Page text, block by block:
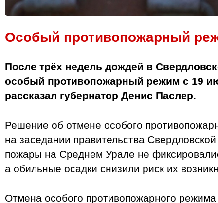
Особый противопожарный
После трёх недель дождей в
особый противопожарный режим с 19
рассказал губернатор Денис Паслер.
Решение об отмене особого
на заседании правительства
пожары на Среднем Урале не
а обильные осадки снизили риск их
Отмена особого противопожарного режима